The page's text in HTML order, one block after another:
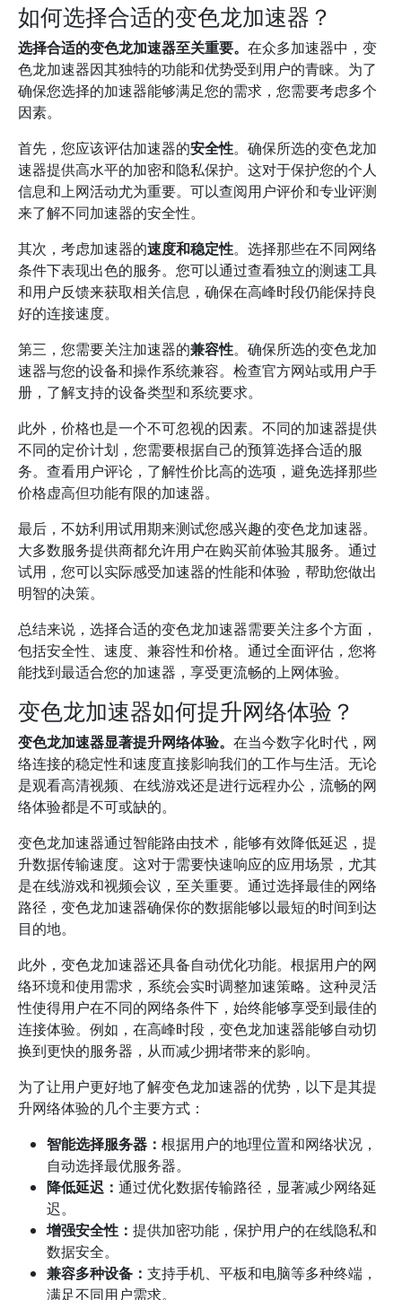
如何选择合适的变色龙加速器？
选择合适的变色龙加速器至关重要。 在众多加速器中，变
色龙加速器因其独特的功能和优势受到用户的青睐。为了
确保您选择的加速器能够满足您的需求，您需要考虑多个
因素。
首先，您应该评估加速器的安全性。确保所选的变色龙加
速器提供高水平的加密和隐私保护。这对于保护您的个人
信息和上网活动尤为重要。可以查阅用户评价和专业评测
来了解不同加速器的安全性。
其次，考虑加速器的速度和稳定性。选择那些在不同网络
条件下表现出色的服务。您可以通过查看独立的测速工具
和用户反馈来获取相关信息，确保在高峰时段仍能保持良
好的连接速度。
第三，您需要关注加速器的兼容性。确保所选的变色龙加
速器与您的设备和操作系统兼容。检查官方网站或用户手
册，了解支持的设备类型和系统要求。
此外，价格也是一个不可忽视的因素。不同的加速器提供
不同的定价计划，您需要根据自己的预算选择合适的服
务。查看用户评论，了解性价比高的选项，避免选择那些
价格虚高但功能有限的加速器。
最后，不妨利用试用期来测试您感兴趣的变色龙加速器。
大多数服务提供商都允许用户在购买前体验其服务。通过
试用，您可以实际感受加速器的性能和体验，帮助您做出
明智的决策。
总结来说，选择合适的变色龙加速器需要关注多个方面，
包括安全性、速度、兼容性和价格。通过全面评估，您将
能找到最适合您的加速器，享受更流畅的上网体验。
变色龙加速器如何提升网络体验？
变色龙加速器显著提升网络体验。 在当今数字化时代，网
络连接的稳定性和速度直接影响我们的工作与生活。无论
是观看高清视频、在线游戏还是进行远程办公，流畅的网
络体验都是不可或缺的。
变色龙加速器通过智能路由技术，能够有效降低延迟，提
升数据传输速度。这对于需要快速响应的应用场景，尤其
是在线游戏和视频会议，至关重要。通过选择最佳的网络
路径，变色龙加速器确保你的数据能够以最短的时间到达
目的地。
此外，变色龙加速器还具备自动优化功能。根据用户的网
络环境和使用需求，系统会实时调整加速策略。这种灵活
性使得用户在不同的网络条件下，始终能够享受到最佳的
连接体验。例如，在高峰时段，变色龙加速器能够自动切
换到更快的服务器，从而减少拥堵带来的影响。
为了让用户更好地了解变色龙加速器的优势，以下是其提
升网络体验的几个主要方式：
智能选择服务器： 根据用户的地理位置和网络状况，
自动选择最优服务器。
降低延迟： 通过优化数据传输路径，显著减少网络延
迟。
增强安全性： 提供加密功能，保护用户的在线隐私和
数据安全。
兼容多种设备： 支持手机、平板和电脑等多种终端，
满足不同用户需求。